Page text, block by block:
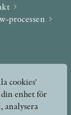
processen
cookies'
enhet för
analysera